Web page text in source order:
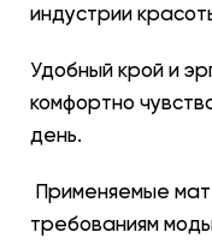
индустрии
Удобный крой и
комфортно
день.
Применяемые
требованиям